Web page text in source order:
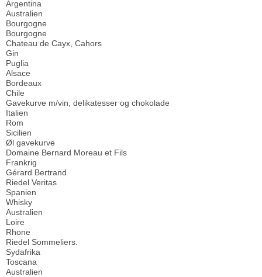
Argentina
Australien
Bourgogne
Bourgogne
Chateau de Cayx, Cahors
Gin
Puglia
Alsace
Bordeaux
Chile
Gavekurve m/vin, delikatesser og chokolade
Italien
Rom
Sicilien
Øl gavekurve
Domaine Bernard Moreau et Fils
Frankrig
Gérard Bertrand
Riedel Veritas
Spanien
Whisky
Australien
Loire
Rhone
Riedel Sommeliers.
Sydafrika
Toscana
Australien